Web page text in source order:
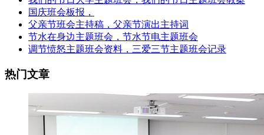
国庆班会板报，
父亲节班会主持稿，父亲节演出主持词
节水在身边主题班会，节水节电主题班会
调节愤怒主题班会资料，三爱三节主题班会记录
热门文章